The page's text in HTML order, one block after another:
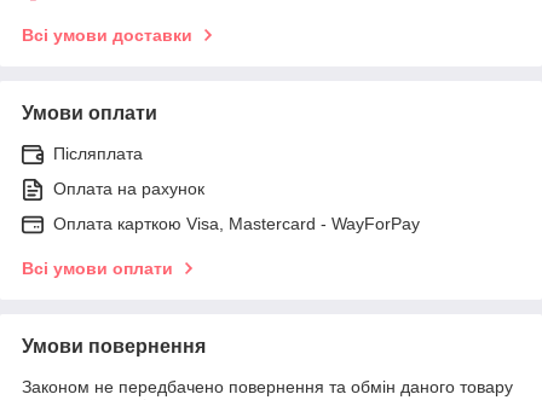
Всі умови доставки
Умови оплати
Післяплата
Оплата на рахунок
Оплата карткою Visa, Mastercard - WayForPay
Всі умови оплати
Умови повернення
Законом не передбачено повернення та обмін даного товару